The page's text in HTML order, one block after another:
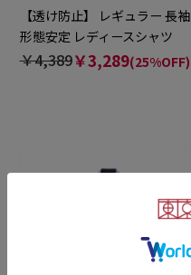
【透け防止】 レギュラー 長袖
形態安定 レディースシャツ
￥4,389￥3,289(25%OFF)